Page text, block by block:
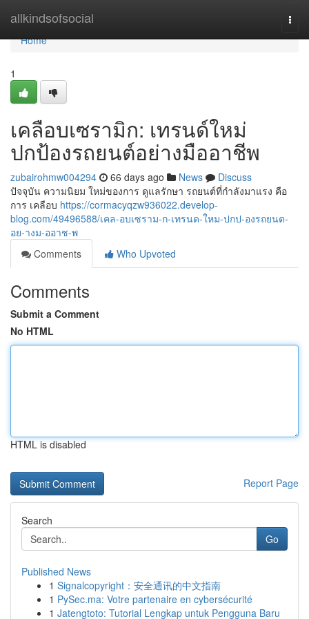
allkindsofsocial
Home
Home
1
เคลือบเซรามิก: เทรนด์ใหม่
ปกป้องรถยนต์อย่างมืออาชีพ
zubairohmw004294 66 days ago News
Discuss
ปัจจุบัน ความนิยม ใหม่ของการ ดูแลรักษา รถยนต์ที่กำลังมาแรง คือ
การ เคลือบ https://cormacyqzw936022.develop-
blog.com/49496588/เคล-อบเซราม-ก-เทรนด-ใหม-ปกป-องรถยนต-
อย-างม-ออาช-พ
Comments
Who Upvoted
Comments
Submit a Comment
No HTML
HTML is disabled
Report Page
Search
Go
Published News
1 Signalcopyright：安全通讯的中文指南
1 PySec.ma: Votre partenaire en cybersécurité
1 Jatengtoto: Tutorial Lengkap untuk Pengguna Baru